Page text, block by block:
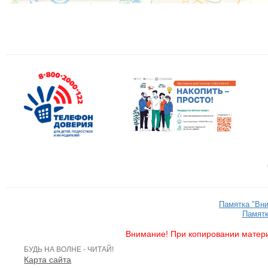
Памятка
Внимание! При копировании
БУДЬ НА ВОЛНЕ - ЧИТАЙ!
Карта сайта